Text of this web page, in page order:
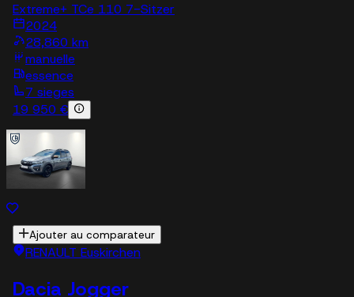
Extreme+ TCe 110 7-Sitzer
2024
28,860 km
manuelle
essence
7 sieges
19 950 €
Ajouter au comparateur
RENAULT Euskirchen
Dacia Jogger